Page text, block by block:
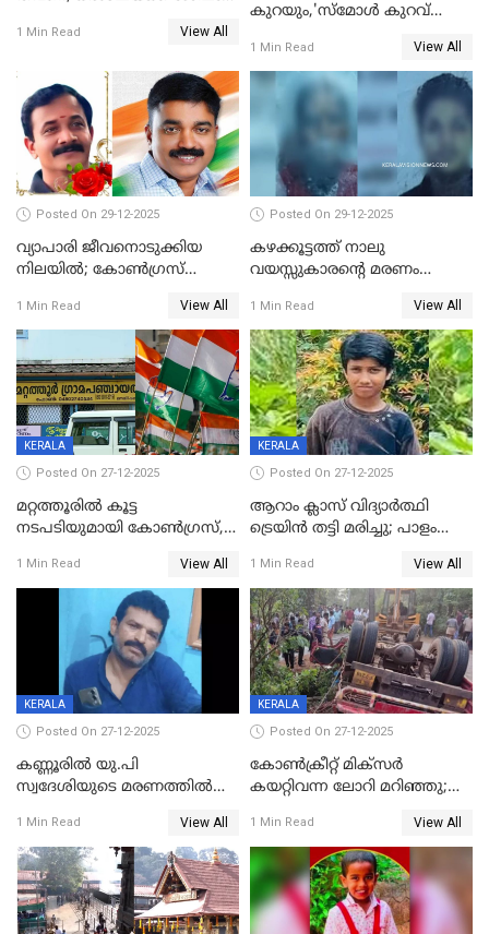
1 Min Read View All
കുറയും,'സ്‌മോൾ കുറവ്
പിഴ
1 Min Read View All
Posted On 29-12-2025
വ്യാപാരി ജീവനൊടുക്കിയ
നിലയില്‍; കോണ്‍ഗ്രസ്
മാനസികപീഡനമെന്ന് കുറിപ്പ്
1 Min Read View All
Posted On 29-12-2025
കഴക്കൂട്ടത്ത് നാലു
വയസ്സുകാരന്റെ മരണം
സുഹൃത്തും പൊലീസ്
കസ്റ്റഡിയിൽ
1 Min Read View All
KERALA
Posted On 27-12-2025
മറ്റത്തൂരിൽ കൂട്ട
നടപടിയുമായി കോണ്‍ഗ്രസ്,
എട്ട് പേര്‍ ഉള്‍പ്പെടെ
പത്തുപേരെ പുറത്താക്കി,
ചൊവ്വന്നൂരിലും നടപടി
1 Min Read View All
KERALA
Posted On 27-12-2025
ആറാം ക്ലാസ് വിദ്യാർത്ഥി
ട്രെയിൻ തട്ടി മരിച്ചു; പാളം
അപകടം മലപ്പുറത്ത്
1 Min Read View All
KERALA
Posted On 27-12-2025
കണ്ണൂരിൽ യു.പി
സ്വദേശിയുടെ മരണത്തിൽ
കേസ്; തർക്കമുണ്ടായത്
ഫേഷ്യലിന് 300 രൂപ
ആവശ്യപ്പെട്ടതിനെച്ചൊല്ലി
1 Min Read View All
KERALA
Posted On 27-12-2025
കോണ്‍ക്രീറ്റ് മിക്‌സര്‍
കയറ്റിവന്ന ലോറി മറിഞ്ഞു;
അപകടം കണ്ണൂരിൽ
1 Min Read View All